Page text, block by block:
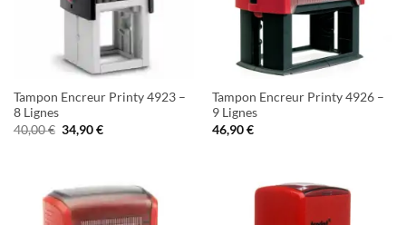
Tampon Encreur Printy 4923 –
8 Lignes
40,00€ Le
prix
34,90€Le
Tampon Encreur Printy 4926 –
9 Lignes
46,90€